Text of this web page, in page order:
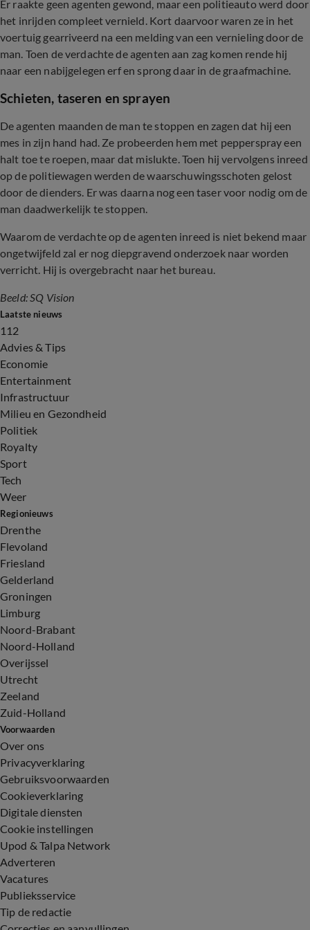
Er raakte geen agenten gewond, maar een politieauto werd door
het inrijden compleet vernield. Kort daarvoor waren ze in het
voertuig gearriveerd na een melding van een vernieling door de
man. Toen de verdachte de agenten aan zag komen rende hij
naar een nabijgelegen erf en sprong daar in de graafmachine.
Schieten, taseren en sprayen
De agenten maanden de man te stoppen en zagen dat hij een
mes in zijn hand had. Ze probeerden hem met pepperspray een
halt toe te roepen, maar dat mislukte. Toen hij vervolgens inreed
op de politiewagen werden de waarschuwingsschoten gelost
door de dienders. Er was daarna nog een taser voor nodig om de
man daadwerkelijk te stoppen.
Waarom de verdachte op de agenten inreed is niet bekend maar
ongetwijfeld zal er nog diepgravend onderzoek naar worden
verricht. Hij is overgebracht naar het bureau.
Beeld: SQ Vision
Laatste nieuws
112
Advies & Tips
Economie
Entertainment
Infrastructuur
Milieu en Gezondheid
Politiek
Royalty
Sport
Tech
Weer
Regionieuws
Drenthe
Flevoland
Friesland
Gelderland
Groningen
Limburg
Noord-Brabant
Noord-Holland
Overijssel
Utrecht
Zeeland
Zuid-Holland
Voorwaarden
Over ons
Privacyverklaring
Gebruiksvoorwaarden
Cookieverklaring
Digitale diensten
Cookie instellingen
Upod & Talpa Network
Adverteren
Vacatures
Publieksservice
Tip de redactie